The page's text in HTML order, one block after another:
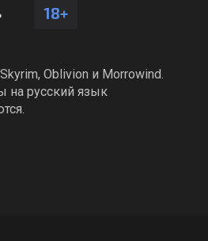
18+
Oblivion и Morrowind.
на русский язык